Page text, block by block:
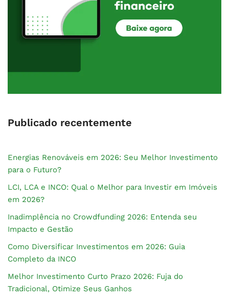
Publicado recentemente
Energias Renováveis em 2026: Seu Melhor Investimento
para o Futuro?
LCI, LCA e INCO: Qual o Melhor para Investir em Imóveis
em 2026?
Inadimplência no Crowdfunding 2026: Entenda seu
Impacto e Gestão
Como Diversificar Investimentos em 2026: Guia
Completo da INCO
Melhor Investimento Curto Prazo 2026: Fuja do
Tradicional, Otimize Seus Ganhos